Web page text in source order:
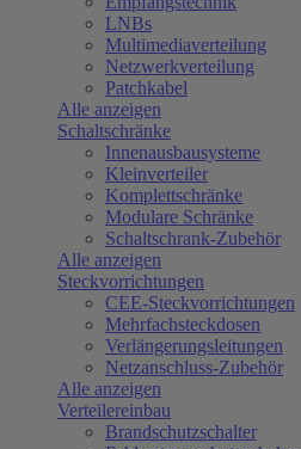
LNBs
Multimediaverteilung
Netzwerkverteilung
Patchkabel
Alle anzeigen
Schaltschränke
Innenausbausysteme
Kleinverteiler
Komplettschränke
Modulare Schränke
Schaltschrank-Zubehör
Alle anzeigen
Steckvorrichtungen
CEE-Steckvorrichtungen
Mehrfachsteckdosen
Verlängerungsleitungen
Netzanschluss-Zubehör
Alle anzeigen
Verteilereinbau
Brandschutzschalter